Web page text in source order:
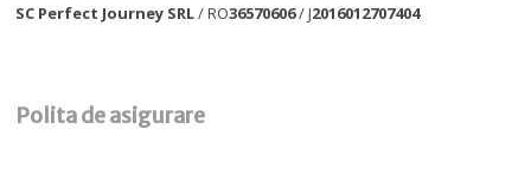
SC Perfect Journey SRL/ RO36570606/ J2016012707404
Polita de asigurare